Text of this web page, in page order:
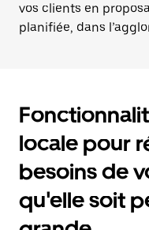
vos clients en
planifiée, dans
locale pour
besoins de
qu'elle soit